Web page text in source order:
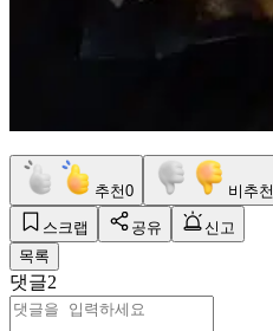
추천0 비추천
스크랩 공유
신고
목록
댓글2